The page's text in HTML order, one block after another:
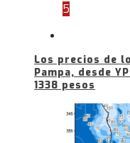
5
Los precios de
Pampa, desde
1338 pesos